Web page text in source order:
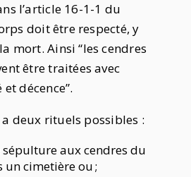
l’article 16-1-1 du
doit être respecté, y
mort. Ainsi “les cendres
être traitées avec
décence”.
deux rituels possibles :
sépulture aux cendres du
cimetière ou ;